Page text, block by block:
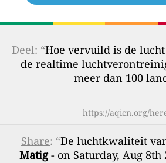
Deel: “Hoe vervuild is de
de realtime
meer dan 100
https://aqicn.org/
Share: “De luchtkwaliteit
Matig- on Saturday, Aug 8th